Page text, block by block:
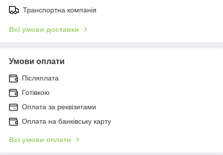
Транспортна компанія
Всі умови доставки
Умови оплати
Післяплата
Готівкою
Оплата за реквізитами
Оплата на банківську карту
Всі умови оплати